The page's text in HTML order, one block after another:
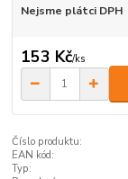
Nejsme plátci DPH
153 Kč/ks
Číslo produktu:
EAN kód:
Typ: